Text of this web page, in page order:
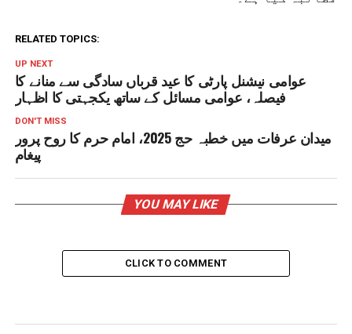
RELATED TOPICS:
UP NEXT
عوامی نیشنل پارٹی کا عید قرباں سادگی سے منانے کا
فیصلہ، عوامی مسائل کے ساتھ یکجہتی کا اظہار
DON'T MISS
میدان عرفات میں خطبہ حج 2025، امام حرم کا روح پرور
پیغام
YOU MAY LIKE
CLICK TO COMMENT